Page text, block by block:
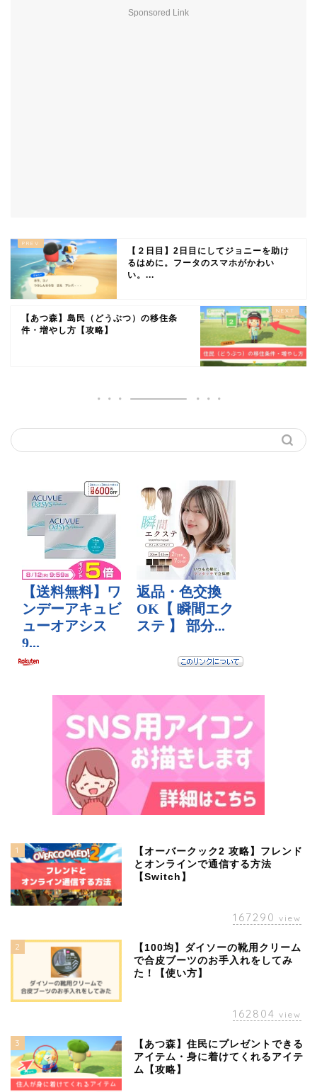
Sponsored Link
【２日目】2日目にしてジョニーを助け
るはめに。フータのスマホがかわい
い。...
【あつ森】島民（どうぶつ）の移住条
件・増やし方【攻略】
1
【オーバークック2 攻略】フレンド
とオンラインで通信する方法
【Switch】
167290 view
2
【100均】ダイソーの靴用クリーム
で合皮ブーツのお手入れをしてみ
た！【使い方】
162804 view
3
【あつ森】住民にプレゼントできる
アイテム・身に着けてくれるアイテ
ム【攻略】